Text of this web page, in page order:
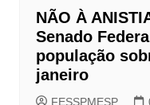
NÃO À
Senado
população
janeiro
FESSPMESP